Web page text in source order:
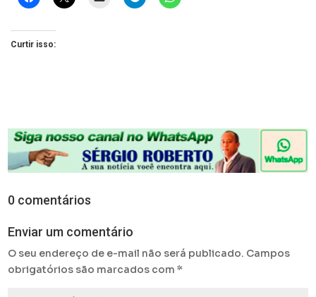
Curtir isso:
0 comentários
Enviar um comentário
O seu endereço de e-mail não será publicado. Campos
obrigatórios são marcados com*